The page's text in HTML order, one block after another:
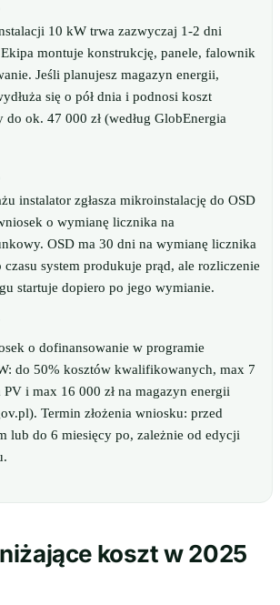
10 kW trwa zazwyczaj 1-2 dni
montuje konstrukcję, panele, falownik
Jeśli planujesz magazyn energii,
się o pół dnia i podnosi koszt
do ok. 47 000 zł (według GlobEnergia
instalator zgłasza mikroinstalację do OSD
o wymianę licznika na
OSD ma 30 dni na wymianę licznika
czasu system produkuje prąd, ale rozliczenie
startuje dopiero po jego wymianie.
o dofinansowanie w programie
do 50% kosztów kwalifikowanych, max 7
PV i max 16 000 zł na magazyn energii
Termin złożenia wniosku: przed
lub do 6 miesięcy po, zależnie od edycji
koszt w 2025